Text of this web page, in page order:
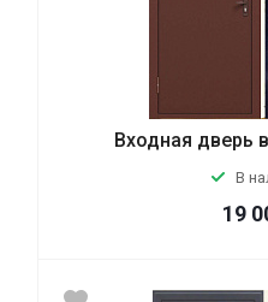
Входная дверь
В
19